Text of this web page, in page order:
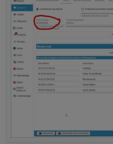
USB-Devices by-id:
USB-Sticks -
please always
No Devices found
*** ZigBee
⚠ HINT:
Please check your